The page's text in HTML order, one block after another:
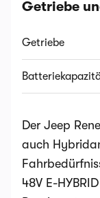
Getriebe
Getriebe
Der Jeep
auch
48V E-